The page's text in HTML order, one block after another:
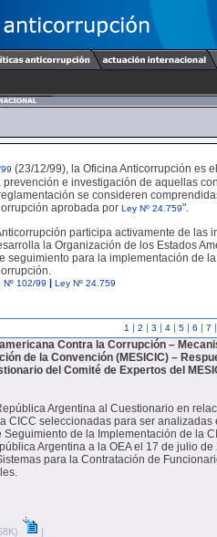
(23/12/99), la Oficina Anticorrupción es
e investigación de aquellas
se consideren
aprobada por Ley Nº 24.759".
participa activamente de las
la Organización de los Estados
seguimiento para la implementación de
Nº 102/99 | Ley Nº 24.759
1 | 2 | 3 | 4 | 5 | 6 | 7
Contra la Corrupción –
de la Convención (MESICIC) –
del Comité de Expertos del
Argentina al Cuestionario en
CICC seleccionadas para ser analizadas
Seguimiento de la Implementación de la
Argentina a la OEA el 17 de julio de
para la Contratación de
|